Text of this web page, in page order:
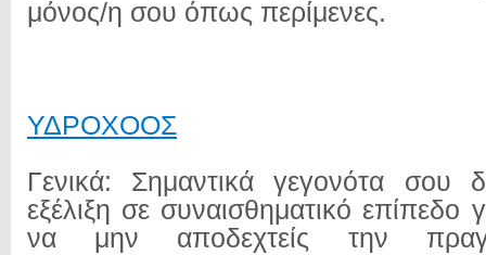
μόνος/η σου όπως περίμενες.
ΥΔΡΟΧΟΟΣ
Γενικά: Σημαντικά γεγονότα σου
εξέλιξη σε συναισθηματικό επίπεδο
να μην αποδεχτείς την